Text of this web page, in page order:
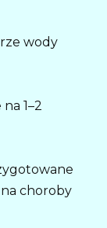
wody
1–2
choroby